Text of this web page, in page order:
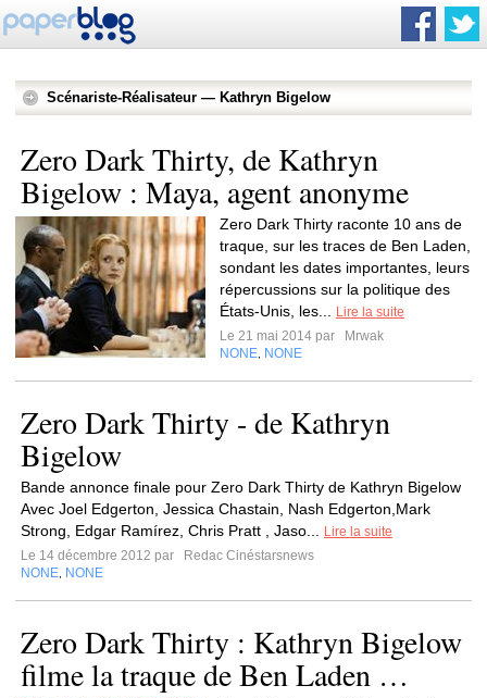
Scénariste-Réalisateur — Kathryn Bigelow
Zero Dark Thirty, de Kathryn
Bigelow : Maya, agent anonyme
Zero Dark Thirty raconte 10 ans de
traque, sur les traces de Ben Laden,
sondant les dates importantes, leurs
répercussions sur la politique des
États-Unis, les...
Lire la suite
Le 21 mai 2014 par
Mrwak
NONE NONE
Zero Dark Thirty - de Kathryn
Bigelow
Bande annonce finale pour Zero Dark Thirty de Kathryn Bigelow
Avec Joel Edgerton, Jessica Chastain, Nash Edgerton,Mark
Strong, Edgar Ramírez, Chris Pratt , Jaso...
Lire la suite
Le 14 décembre 2012 par
Redac Cinéstarsnews
NONE NONE
Zero Dark Thirty : Kathryn Bigelow
filme la traque de Ben Laden …